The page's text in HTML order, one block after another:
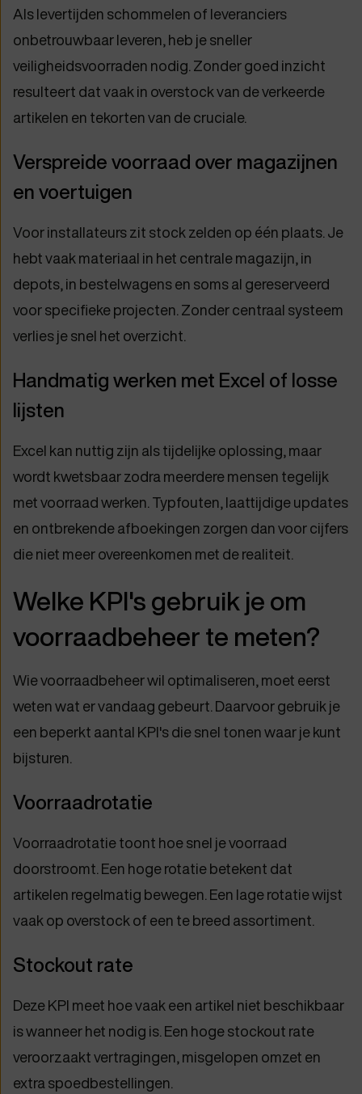
Als levertijden schommelen of leveranciers
onbetrouwbaar leveren, heb je sneller
veiligheidsvoorraden nodig. Zonder goed inzicht
resulteert dat vaak in overstock van de verkeerde
artikelen en tekorten van de cruciale.
Verspreide voorraad over magazijnen
en voertuigen
Voor installateurs zit stock zelden op één plaats. Je
hebt vaak materiaal in het centrale magazijn, in
depots, in bestelwagens en soms al gereserveerd
voor specifieke projecten. Zonder centraal systeem
verlies je snel het overzicht.
Handmatig werken met Excel of losse
lijsten
Excel kan nuttig zijn als tijdelijke oplossing, maar
wordt kwetsbaar zodra meerdere mensen tegelijk
met voorraad werken. Typfouten, laattijdige updates
en ontbrekende afboekingen zorgen dan voor cijfers
die niet meer overeenkomen met de realiteit.
Welke KPI's gebruik je om
voorraadbeheer te meten?
Wie voorraadbeheer wil optimaliseren, moet eerst
weten wat er vandaag gebeurt. Daarvoor gebruik je
een beperkt aantal KPI's die snel tonen waar je kunt
bijsturen.
Voorraadrotatie
Voorraadrotatie toont hoe snel je voorraad
doorstroomt. Een hoge rotatie betekent dat
artikelen regelmatig bewegen. Een lage rotatie wijst
vaak op overstock of een te breed assortiment.
Stockout rate
Deze KPI meet hoe vaak een artikel niet beschikbaar
is wanneer het nodig is. Een hoge stockout rate
veroorzaakt vertragingen, misgelopen omzet en
extra spoedbestellingen.